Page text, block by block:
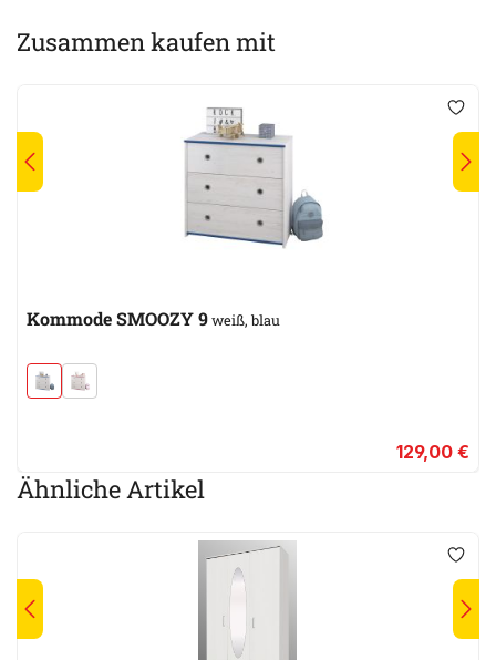
Zusammen kaufen mit
Kommode SMOOZY 9weiß, blau
129,00 €
Ähnliche Artikel